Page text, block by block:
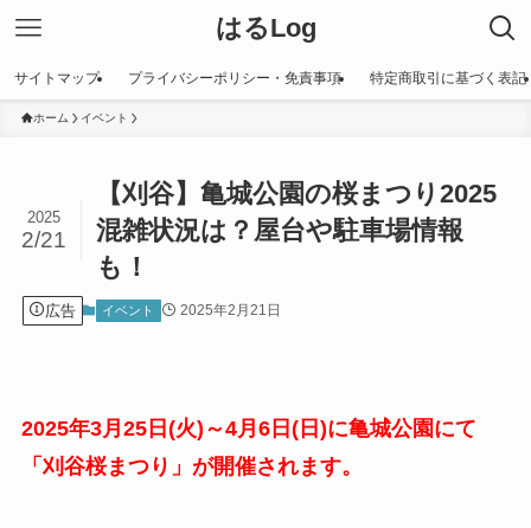
はるLog
サイトマップ プライバシーポリシー・免責事項 特定商取引に基づく表記
ホーム イベント
【刈谷】亀城公園の桜まつり2025
混雑状況は？屋台や駐車場情報
も！
2025
2/21
広告 イベント 2025年2月21日
2025年3月25日(火)～4月6日(日)に亀城公園にて
「刈谷桜まつり」が開催されます。